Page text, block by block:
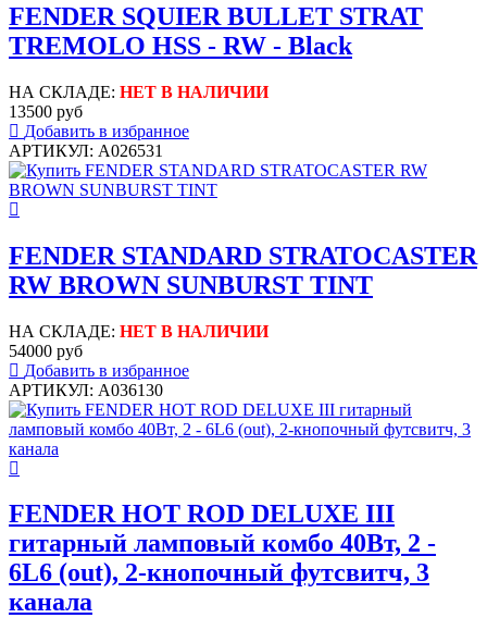
FENDER SQUIER BULLET STRAT
TREMOLO HSS - RW - Black
НА СКЛАДЕ: НЕТ В НАЛИЧИИ
13500 руб
Добавить в избранное
АРТИКУЛ: A026531
FENDER STANDARD STRATOCASTER
RW BROWN SUNBURST TINT
НА СКЛАДЕ: НЕТ В НАЛИЧИИ
54000 руб
Добавить в избранное
АРТИКУЛ: A036130
FENDER HOT ROD DELUXE III
гитарный ламповый комбо 40Вт, 2 -
6L6 (out), 2-кнопочный футсвитч, 3
канала